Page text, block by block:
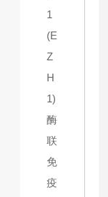
1
(E
Z
H
1)
酶
联
免
疫